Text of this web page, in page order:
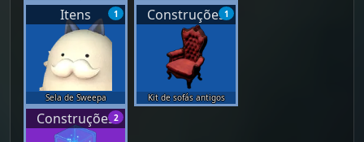
1
Itens
Sela de Sweepa
1
Construções
Kit de sofás antigos
2
Construções